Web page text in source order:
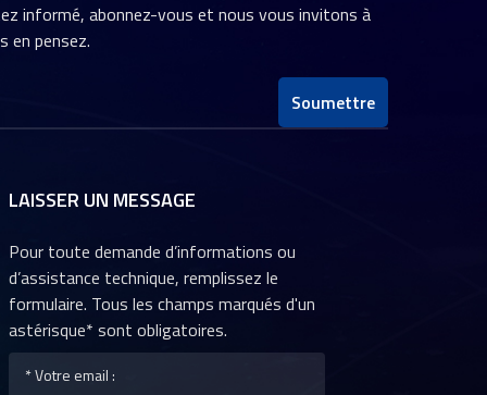
informé, abonnez-vous et nous vous invitons à
en pensez.
Soumettre
LAISSER UN MESSAGE
Pour toute demande d’informations ou
d’assistance technique, remplissez le
formulaire. Tous les champs marqués d'un
astérisque* sont obligatoires.